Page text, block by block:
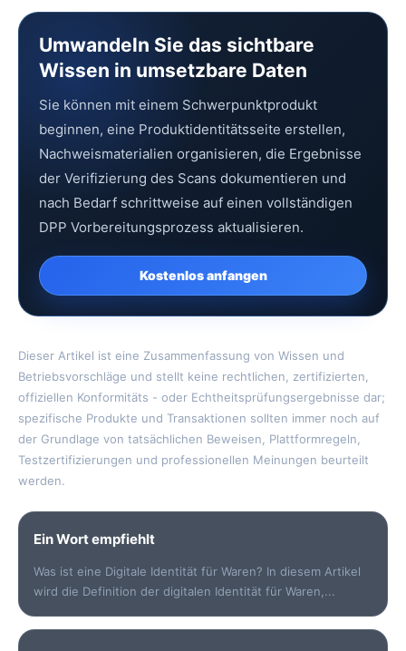
Umwandeln Sie das sichtbare
Wissen in umsetzbare Daten
Sie können mit einem Schwerpunktprodukt
beginnen, eine Produktidentitätsseite erstellen,
Nachweismaterialien organisieren, die Ergebnisse
der Verifizierung des Scans dokumentieren und
nach Bedarf schrittweise auf einen vollständigen
DPP Vorbereitungsprozess aktualisieren.
Kostenlos anfangen
Dieser Artikel ist eine Zusammenfassung von Wissen und
Betriebsvorschläge und stellt keine rechtlichen, zertifizierten,
offiziellen Konformitäts - oder Echtheitsprüfungsergebnisse dar;
spezifische Produkte und Transaktionen sollten immer noch auf
der Grundlage von tatsächlichen Beweisen, Plattformregeln,
Testzertifizierungen und professionellen Meinungen beurteilt
werden.
Ein Wort empfiehlt
Was ist eine Digitale Identität für Waren? In diesem Artikel
wird die Definition der digitalen Identität für Waren,...